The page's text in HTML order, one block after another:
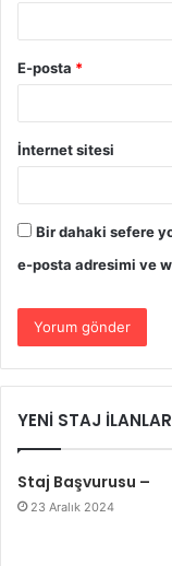
E-posta *
İnternet sitesi
Bir dahaki sefere
e-posta adresimi ve
YENİ STAJ
Staj Başvurusu –
23 Aralık 2024